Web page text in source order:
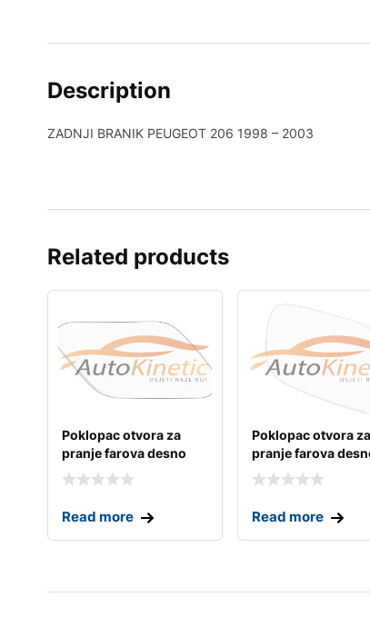
Description
ZADNJI BRANIK PEUGEOT 206 1998 – 2003
Related products
Poklopac otvora za
pranje farova desno
opel insignia a
Read more
Poklopac otvora za
pranje farova
touran
Read more